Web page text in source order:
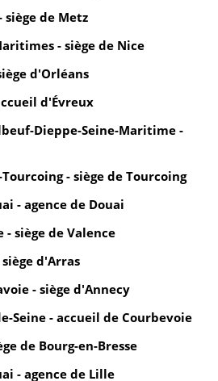
siège de Metz
- siège de Nice
d'Orléans
d'Évreux
Dieppe-Seine-Maritime -
- siège de Tourcoing
- agence de Douai
- siège de Valence
d'Arras
- siège d'Annecy
Seine - accueil de Courbevoie
de Bourg-en-Bresse
- agence de Lille